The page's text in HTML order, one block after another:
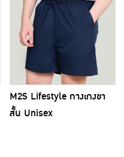
M2S Lifestyle กางเกงขา
สั้น Unisex